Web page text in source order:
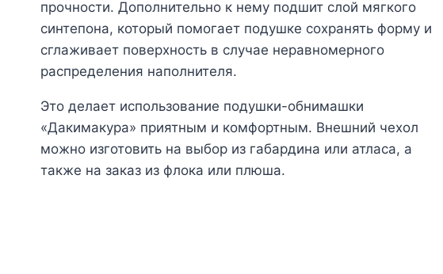
прочности. Дополнительно к нему подшит слой мягкого
синтепона, который помогает подушке сохранять форму и
сглаживает поверхность в случае неравномерного
распределения наполнителя.
Это делает использование подушки-обнимашки
«Дакимакура» приятным и комфортным. Внешний чехол
можно изготовить на выбор из габардина или атласа, а
также на заказ из флока или плюша.